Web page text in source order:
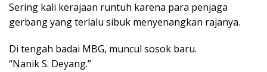
Sering kali kerajaan runtuh karena para penjaga
gerbang yang terlalu sibuk menyenangkan rajanya.
Di tengah badai MBG, muncul sosok baru.
“Nanik S. Deyang.”